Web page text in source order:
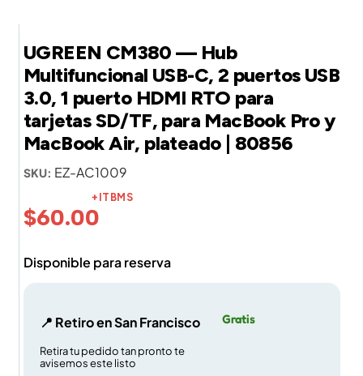
UGREEN CM380 — Hub
Multifuncional USB-C, 2 puertos USB
3.0, 1 puerto HDMI RTO para
tarjetas SD/TF, para MacBook Pro y
MacBook Air, plateado | 80856
SKU: EZ-AC1009
$60.00
+ITBMS
Disponible para reserva
📍 Retiro en San Francisco
Retira tu pedido tan pronto te
avisemos este listo
Gratis